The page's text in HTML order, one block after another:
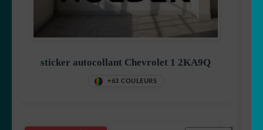
sticker autocollant Chevrolet 1 2KA9Q
+63 COULEURS